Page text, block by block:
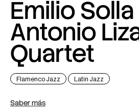
Emilio
Antonio
Quartet
Flamenco Jazz Latin Jazz
Saber más